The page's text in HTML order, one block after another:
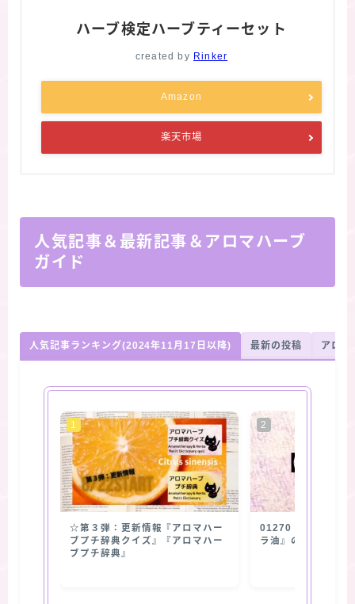
ハーブ検定ハーブティーセット
created by Rinker
Amazon
楽天市場
人気記事＆最新記事＆アロマハーブ
ガイド
人気記事ランキング(2024年11月17日以降) 最新の投稿 アロマ
☆第３弾：更新情報『アロマハー
ブプチ辞典クイズ』『アロマハー
ブプチ辞典』
01270【抽出部位】
ラ油』の使用部位